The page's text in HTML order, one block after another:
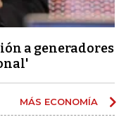
a generadores
MÁS ECONOMÍA